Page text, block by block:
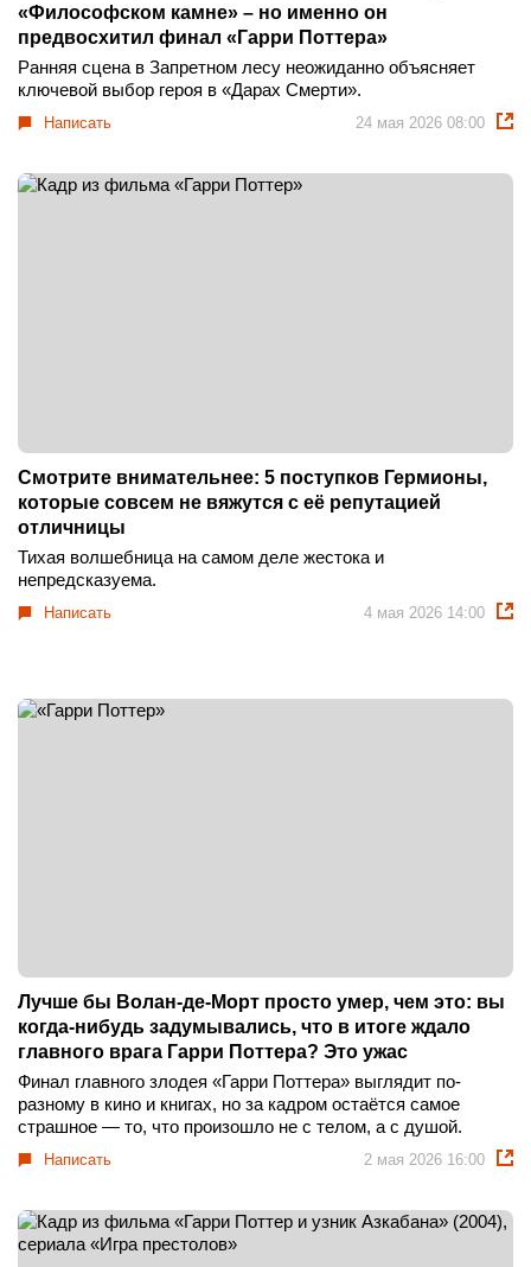
«Философском камне» – но именно он
предвосхитил финал «Гарри Поттера»
Ранняя сцена в Запретном лесу неожиданно объясняет
ключевой выбор героя в «Дарах Смерти».
Написать 24 мая 2026 08:00
Смотрите внимательнее: 5 поступков Гермионы,
которые совсем не вяжутся с её репутацией
отличницы
Тихая волшебница на самом деле жестока и
непредсказуема.
Написать 4 мая 2026 14:00
Лучше бы Волан-де-Морт просто умер, чем это: вы
когда-нибудь задумывались, что в итоге ждало
главного врага Гарри Поттера? Это ужас
Финал главного злодея «Гарри Поттера» выглядит по-
разному в кино и книгах, но за кадром остаётся самое
страшное — то, что произошло не с телом, а с душой.
Написать 2 мая 2026 16:00